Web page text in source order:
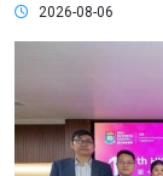
2026-08-06